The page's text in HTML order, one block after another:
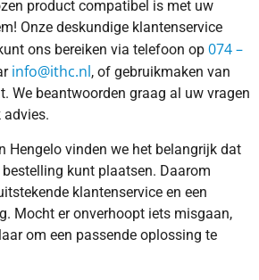
product compatibel is met uw
Onze deskundige klantenservice
ons bereiken via telefoon op 074 –
info@ithc.nl, of gebruikmaken van
We beantwoorden graag al uw vragen
advies.
Hengelo vinden we het belangrijk dat
kunt plaatsen. Daarom
klantenservice en een
Mocht er onverhoopt iets misgaan,
om een passende oplossing te